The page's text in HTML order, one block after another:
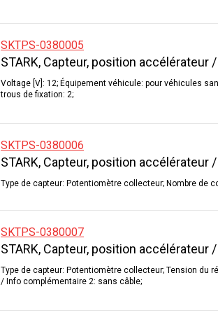
SKTPS-0380005
STARK, Capteur, position accélérateur
Voltage [V]: 12; Équipement véhicule: pour véhicules
trous de fixation: 2;
SKTPS-0380006
STARK, Capteur, position accélérateur
Type de capteur: Potentiomètre collecteur; Nombre de
SKTPS-0380007
STARK, Capteur, position accélérateur
Type de capteur: Potentiomètre collecteur; Tension du
/ Info complémentaire 2: sans câble;